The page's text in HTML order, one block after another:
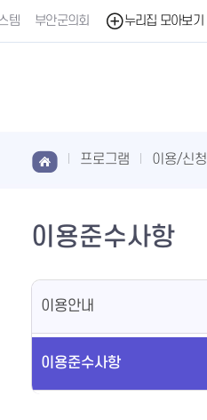
템 부안군의회 누리집 모아보기
프로그램 이용/신청
이용준수사항
이용안내
이용준수사항